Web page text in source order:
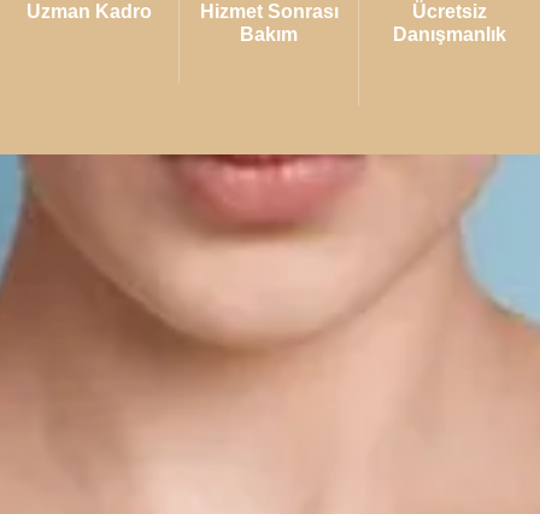
Uzman Kadro
Hizmet Sonrası
Bakım
Ücretsiz
Danışmanlık